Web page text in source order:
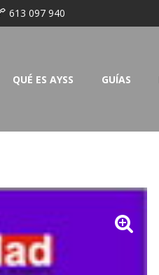
613 097 940
QUÉ ES AYSS GUÍAS